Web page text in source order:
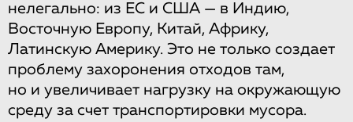
нелегально: из ЕС и США — в Индию,
Восточную Европу, Китай, Африку,
Латинскую Америку. Это не только создает
проблему захоронения отходов там,
но и увеличивает нагрузку на окружающую
среду за счет транспортировки мусора.